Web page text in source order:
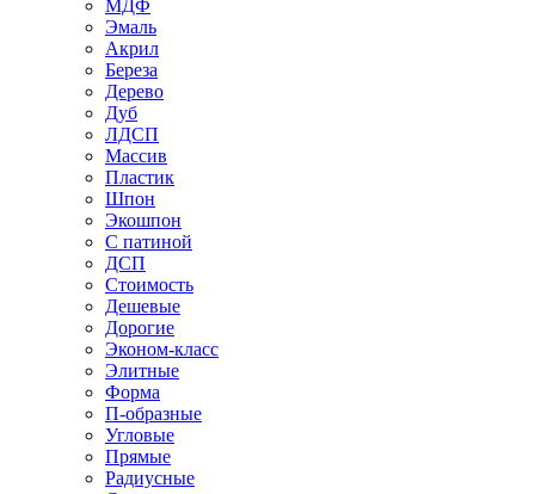
МДФ
Эмаль
Акрил
Береза
Дерево
Дуб
ЛДСП
Массив
Пластик
Шпон
Экошпон
С патиной
ДСП
Стоимость
Дешевые
Дорогие
Эконом-класс
Элитные
Форма
П-образные
Угловые
Прямые
Радиусные